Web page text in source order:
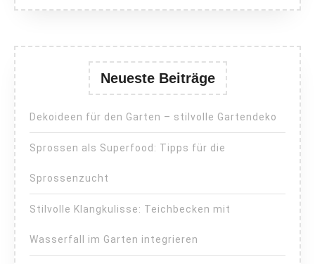
Neueste Beiträge
Dekoideen für den Garten – stilvolle Gartendeko
Sprossen als Superfood: Tipps für die
Sprossenzucht
Stilvolle Klangkulisse: Teichbecken mit
Wasserfall im Garten integrieren